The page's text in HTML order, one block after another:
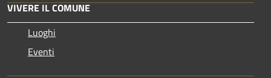
VIVERE IL COMUNE
Luoghi
Eventi